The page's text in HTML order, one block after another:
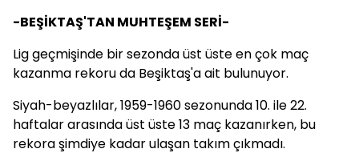
-BEŞİKTAŞ'TAN MUHTEŞEM SERİ-
Lig geçmişinde bir sezonda üst üste en çok maç
kazanma rekoru da Beşiktaş'a ait bulunuyor.
Siyah-beyazlılar, 1959-1960 sezonunda 10. ile 22.
haftalar arasında üst üste 13 maç kazanırken, bu
rekora şimdiye kadar ulaşan takım çıkmadı.